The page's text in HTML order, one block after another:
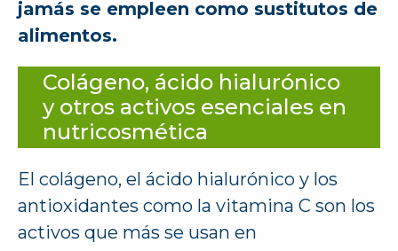
jamás se empleen como sustitutos de
alimentos.
Colágeno, ácido hialurónico
y otros activos esenciales en
nutricosmética
El colágeno, el ácido hialurónico y los
antioxidantes como la vitamina C son los
activos que más se usan en